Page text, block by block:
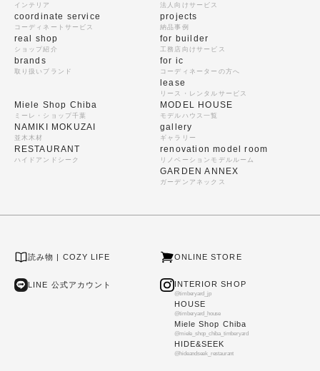
インテリア
coordinate service
コーディネートサービス
real shop
ショップ紹介
brands
取り扱いブランド
法人向けサービス
projects
納品事例
for builder
工務店向けサービス
for ic
コーディネーターの方へ
lease
リース・レンタルサービス
Miele Shop Chiba
ミーレ・ショップ千葉
NAMIKI MOKUZAI
並木木材
RESTAURANT
ハイドアンドシーク
MODEL HOUSE
モデルハウス一覧
gallery
ギャラリー
renovation model room
リノベーションモデルルーム
GARDEN ANNEX
ガーデンアネックス
読み物 | COZY LIFE ONLINE STORE
LINE 公式アカウント INTERIOR SHOP
@timberyard_jp
HOUSE
@timberyard_house
Miele Shop Chiba
@miele_shop_chiba_timberyard
HIDE&SEEK
@hideandseek_restaurant